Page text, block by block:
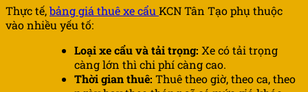
Thực tế,bảng giá thuê xe cẩu KCN Tân Tạo phụ thuộc
vào nhiều yếu tố:
Loại xe cẩu và tải trọng: Xe có tải trọng
càng lớn thì chi phí càng cao.
Thời gian thuê: Thuê theo giờ, theo ca, theo